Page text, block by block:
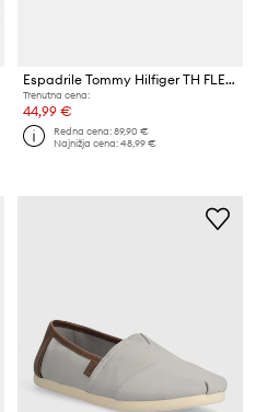
Espadrile Tommy Hilfiger TH FLEX MIX ESPADRILLE
Trenutna cena:
44,99 €
Redna cena:89,90 €
Najnižja cena:48,99 €